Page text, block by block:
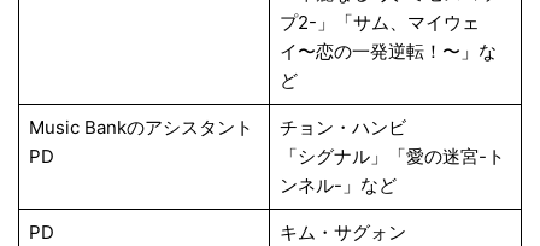
プ2-」「サム、マイウェ
イ〜恋の一発逆転！〜」な
ど
Music Bankのアシスタント
PD
チョン・ハンビ
「シグナル」「愛の迷宮-ト
ンネル-」など
PD
キム・サグォン